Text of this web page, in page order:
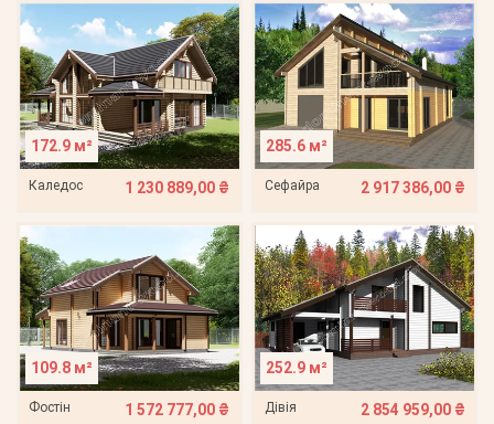
172.9 м²
Каледос 1 230 889,00 ₴
285.6 м²
Сефайра 2 917 386,00 ₴
109.8 м²
Фостін 1 572 777,00 ₴
252.9 м²
Дівія 2 854 959,00 ₴